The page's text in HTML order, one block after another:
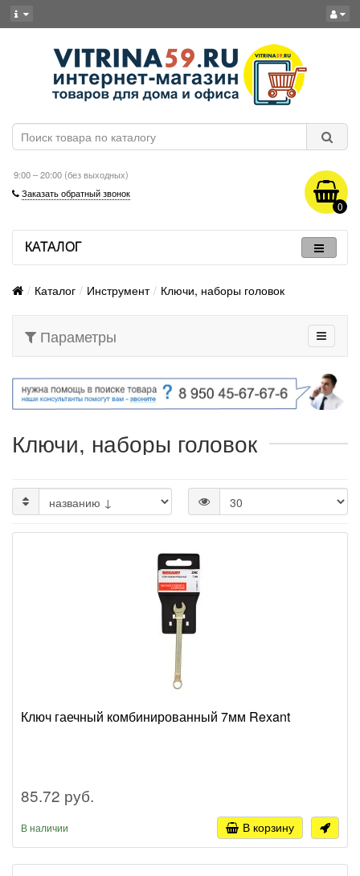
9:00 – 20:00 (без выходных)
Заказать обратный звонок
0
КАТАЛОГ
Каталог Инструмент Ключи, наборы головок
Параметры
Ключи, наборы головок
Ключ гаечный комбинированный 7мм Rexant
85.72 руб.
В наличии В корзину